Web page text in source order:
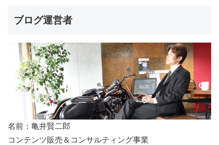
ブログ運営者
名前：亀井賢二郎
コンテンツ販売＆コンサルティング事業